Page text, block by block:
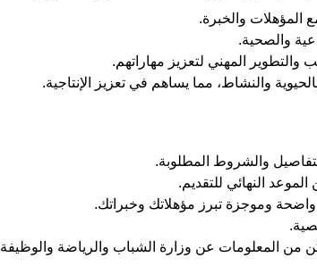
المؤهلات والخبرة.
والصحية.
المهني لتعزيز مهاراتهم.
والنشاط، مما يساهم في تعزيز الإنتاجية.
والشروط المطلوبة.
النهائي للتقديم.
واضحة وموجزة تبرز مؤهلاتك وخبراتك.
من المعلومات عن وزارة الشباب والرياضة والوظيفة